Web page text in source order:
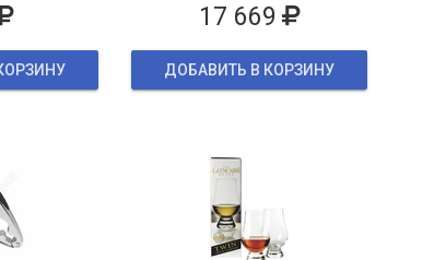
17 669
ДОБАВИТЬ В КОРЗИНУ